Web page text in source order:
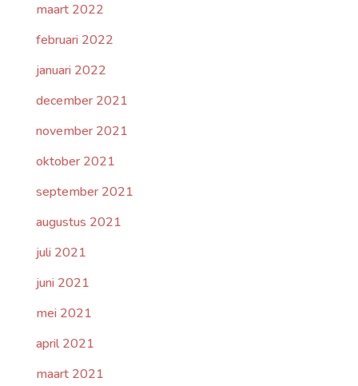
maart 2022
februari 2022
januari 2022
december 2021
november 2021
oktober 2021
september 2021
augustus 2021
juli 2021
juni 2021
mei 2021
april 2021
maart 2021